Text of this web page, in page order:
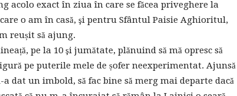
acolo exact în ziua în care se făcea priveghere la
o am în casă, şi pentru Sfântul Paisie Aghioritul,
reușit să ajung.
pe la 10 şi jumătate, plănuind să mă opresc să
pe puterile mele de șofer neexperimentat. Ajunsă
dat un imbold, să fac bine să merg mai departe dacă